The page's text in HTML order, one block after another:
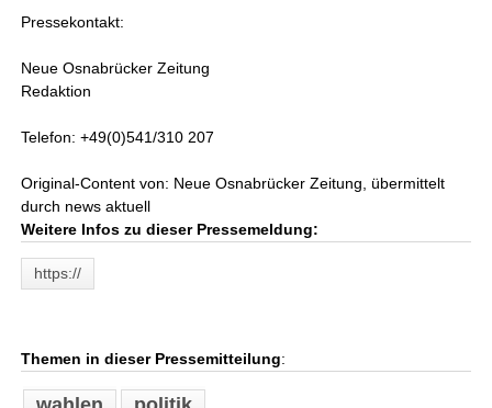
Pressekontakt:
Neue Osnabrücker Zeitung
Redaktion
Telefon: +49(0)541/310 207
Original-Content von: Neue Osnabrücker Zeitung, übermittelt
durch news aktuell
Weitere Infos zu dieser Pressemeldung:
https://
Themen in dieser Pressemitteilung: